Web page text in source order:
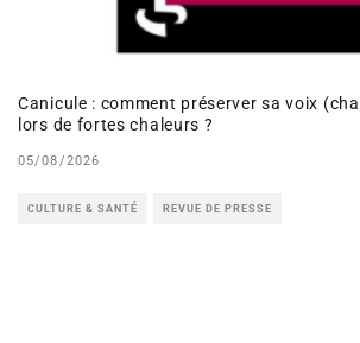
Canicule : comment préserver sa voix
lors de fortes chaleurs ?
05/08/2026
CULTURE & SANTÉ REVUE DE PRESSE